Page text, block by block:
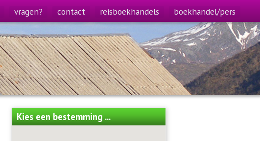
vragen? contact reisboekhandels boekhandel/pers
Kies een bestemming ...